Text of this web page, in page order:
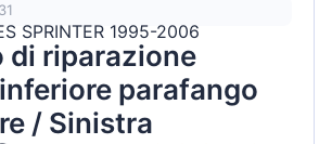
SPRINTER 1995-2006
di riparazione
parafango
/ Sinistra